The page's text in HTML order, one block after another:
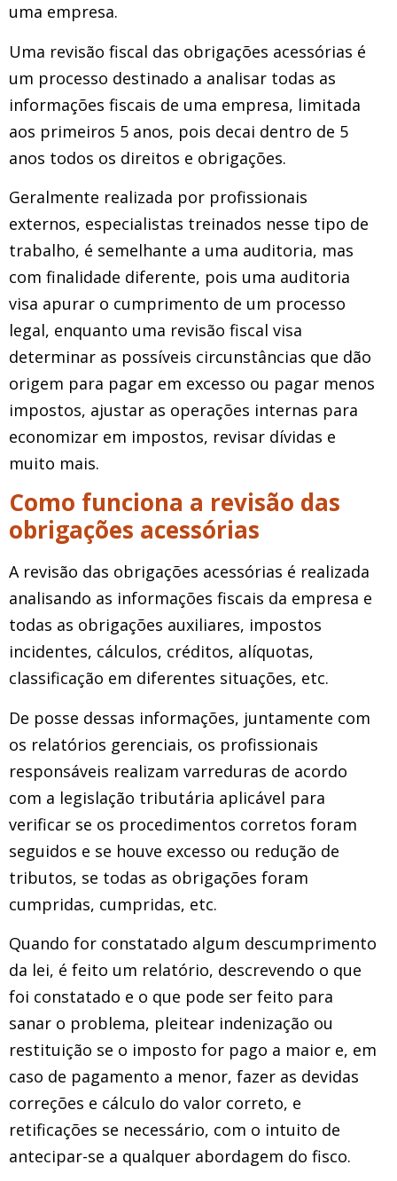
uma empresa.
Uma revisão fiscal das obrigações acessórias é
um processo destinado a analisar todas as
informações fiscais de uma empresa, limitada
aos primeiros 5 anos, pois decai dentro de 5
anos todos os direitos e obrigações.
Geralmente realizada por profissionais
externos, especialistas treinados nesse tipo de
trabalho, é semelhante a uma auditoria, mas
com finalidade diferente, pois uma auditoria
visa apurar o cumprimento de um processo
legal, enquanto uma revisão fiscal visa
determinar as possíveis circunstâncias que dão
origem para pagar em excesso ou pagar menos
impostos, ajustar as operações internas para
economizar em impostos, revisar dívidas e
muito mais.
Como funciona a revisão das
obrigações acessórias
A revisão das obrigações acessórias é realizada
analisando as informações fiscais da empresa e
todas as obrigações auxiliares, impostos
incidentes, cálculos, créditos, alíquotas,
classificação em diferentes situações, etc.
De posse dessas informações, juntamente com
os relatórios gerenciais, os profissionais
responsáveis ​​realizam varreduras de acordo
com a legislação tributária aplicável para
verificar se os procedimentos corretos foram
seguidos e se houve excesso ou redução de
tributos, se todas as obrigações foram
cumpridas, cumpridas, etc.
Quando for constatado algum descumprimento
da lei, é feito um relatório, descrevendo o que
foi constatado e o que pode ser feito para
sanar o problema, pleitear indenização ou
restituição se o imposto for pago a maior e, em
caso de pagamento a menor, fazer as devidas
correções e cálculo do valor correto, e
retificações se necessário, com o intuito de
antecipar-se a qualquer abordagem do fisco.